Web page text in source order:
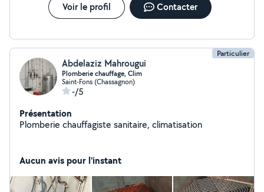
Voir le profil Contacter
Particulier
Abdelaziz Mahrougui
Plomberie chauffage, Clim
Saint-Fons (Chassagnon)
-/5
Présentation
Plomberie chauffagiste sanitaire, climatisation
Aucun avis pour l'instant